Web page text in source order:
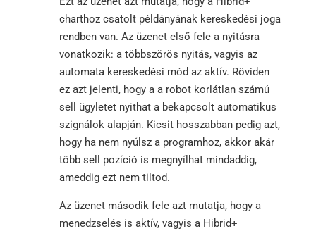
charthoz csatolt példányának kereskedési joga
rendben van. Az üzenet első fele a nyitásra
vonatkozik: a többszörös nyitás, vagyis az
automata kereskedési mód az aktív. Röviden
ez azt jelenti, hogy a a robot korlátlan számú
sell ügyletet nyithat a bekapcsolt automatikus
szignálok alapján. Kicsit hosszabban pedig azt,
hogy ha nem nyúlsz a programhoz, akkor akár
több sell pozíció is megnyílhat mindaddig,
ameddig ezt nem tiltod.
Az üzenet második fele azt mutatja, hogy a
menedzselés is aktív, vagyis a Hibrid+